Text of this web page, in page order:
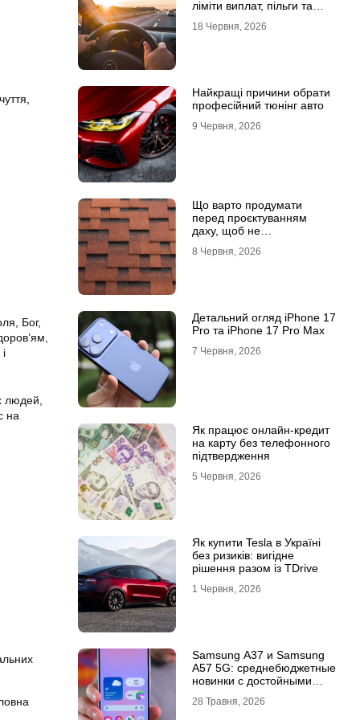
Бог,
людей,
на
ліміти виплат, пільги та
18 Червня, 2026
Найкращі причини обрати
професійний тюнінг авто
9 Червня, 2026
Що варто продумати
перед проєктуванням
даху, щоб не
будівництва
8 Червня, 2026
Детальний огляд iPhone 17
Pro та iPhone 17 Pro Max
7 Червня, 2026
Як працює онлайн-кредит
на карту без телефонного
підтвердження
5 Червня, 2026
Як купити Tesla в Україні
без ризиків: вигідне
рішення разом із TDrive
1 Червня, 2026
Samsung A37 и Samsung
A57 5G: среднебюджетные
новинки с достойными
28 Травня, 2026